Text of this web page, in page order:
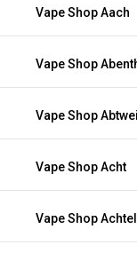
Vape Shop Aach
Vape Shop
Vape Shop
Vape Shop Acht
Vape Shop